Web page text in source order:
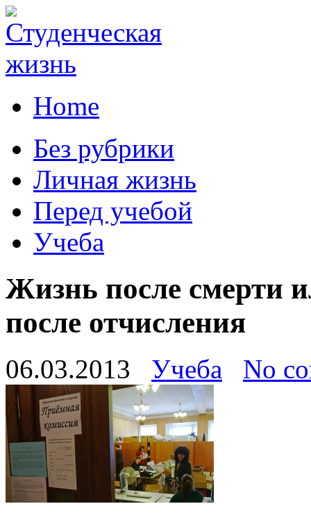
Home
Без рубрики
Личная жизнь
Перед учебой
Учеба
Жизнь после смерти
после отчисления
06.03.2013 Учеба No